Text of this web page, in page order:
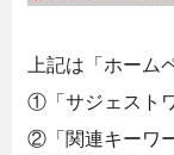
上記は「ホーム
①「サジェスト
②「関連キーワ